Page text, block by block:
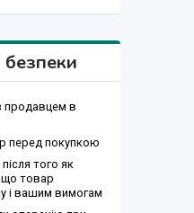
продавцем в
перед покупкою
того як
що товар
і вашим вимогам